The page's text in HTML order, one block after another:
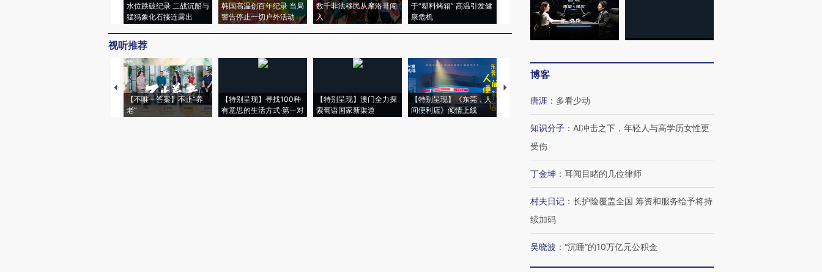
水位跌破纪录 二战沉船与
猛犸象化石接连露出
韩国高温创百年纪录 当局
警告停止一切户外活动
数千非法移民从摩洛哥闯
入
于“塑料烤箱” 高温引发健
康危机
术：是什么让中产们甘
心“花钱找虐”？
粒摇头丸 尿检体内含3种
毒品
视听推荐
【不唯一答案】不止“养
老”
【特别呈现】寻找100种
有意思的生活方式·第一对
【特别呈现】澳门全力探
索葡语国家新渠道
【特别呈现】《东莞，人
间便利店》倾情上线
【推广】走进第四届链博
会，让数智科技“链”接产
博客
唐涯 ： 多看少动
知识分子 ： AI冲击之下，年轻人与高学历女性更
受伤
丁金坤 ： 耳闻目睹的几位律师
村夫日记 ： 长护险覆盖全国 筹资和服务给予将持
续加码
吴晓波 ： “沉睡”的10万亿元公积金